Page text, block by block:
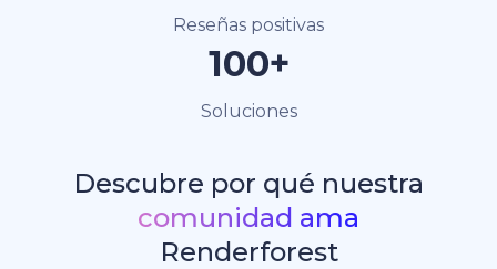
Reseñas positivas
100+
Soluciones
Descubre por qué nuestra
comunidad ama
Renderforest